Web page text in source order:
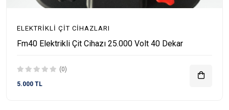
ELEKTRIKLI ÇIT CIHAZLARI
Fm40 Elektrikli Çit Cihazı 25.000 Volt 40 Dekar
(0)
5.000 TL